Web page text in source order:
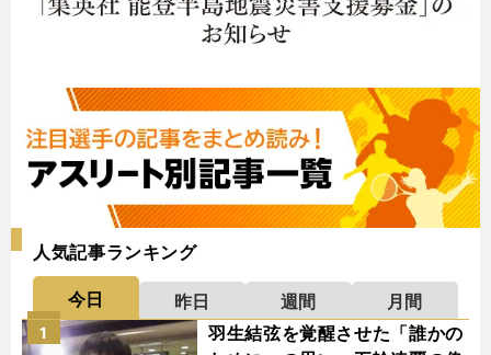
人気記事ランキング
今日 昨日 週間
月間
羽生結弦を覚醒させた「誰かの
1